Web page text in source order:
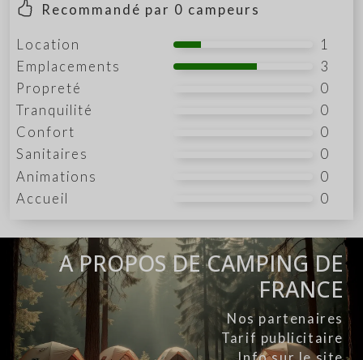
Recommandé par 0 campeurs
Location
1
Emplacements
3
Propreté
0
Tranquilité
0
Confort
0
Sanitaires
0
Animations
0
Accueil
0
A PROPOS DE CAMPING DE
FRANCE
Nos partenaires
Tarif publicitaire